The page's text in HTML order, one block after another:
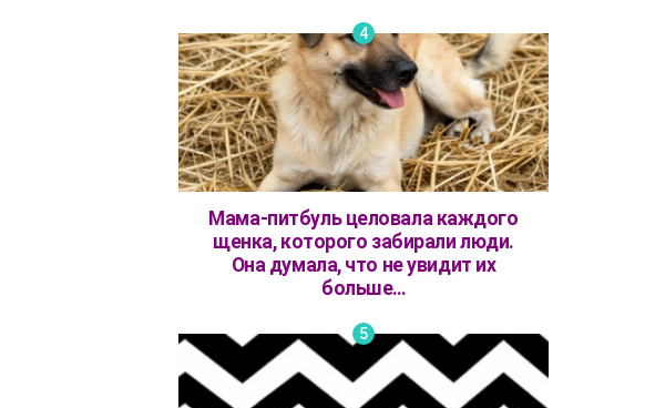
Мама-питбуль целовала каждого
щенка, которого забирали люди.
Она думала, что не увидит их
больше…